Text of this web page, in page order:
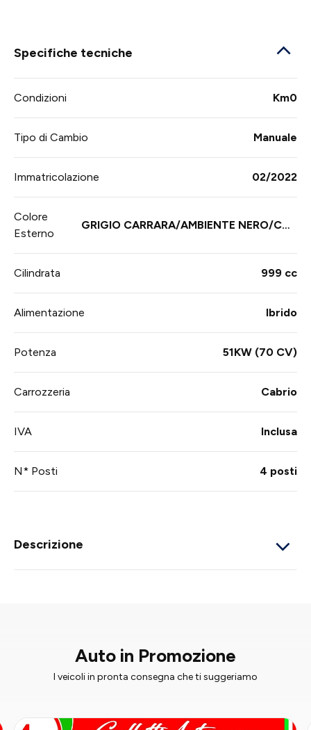
Specifiche tecniche
Condizioni Km0
Tipo di Cambio Manuale
Immatricolazione 02/2022
Colore
Esterno
GRIGIO CARRARA/AMBIENTE NERO/CAP
Cilindrata 999 cc
Alimentazione Ibrido
Potenza 51KW (70 CV)
Carrozzeria Cabrio
IVA Inclusa
N* Posti 4 posti
Descrizione
Auto in Promozione
I veicoli in pronta consegna che ti suggeriamo